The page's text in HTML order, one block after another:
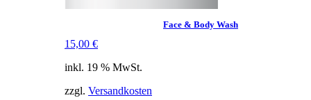
Face & Body Wash
15,00 €
inkl. 19 % MwSt.
zzgl. Versandkosten